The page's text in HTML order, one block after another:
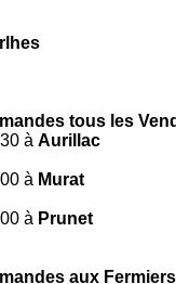
tous les
à Aurillac
à Murat
à Prunet
aux